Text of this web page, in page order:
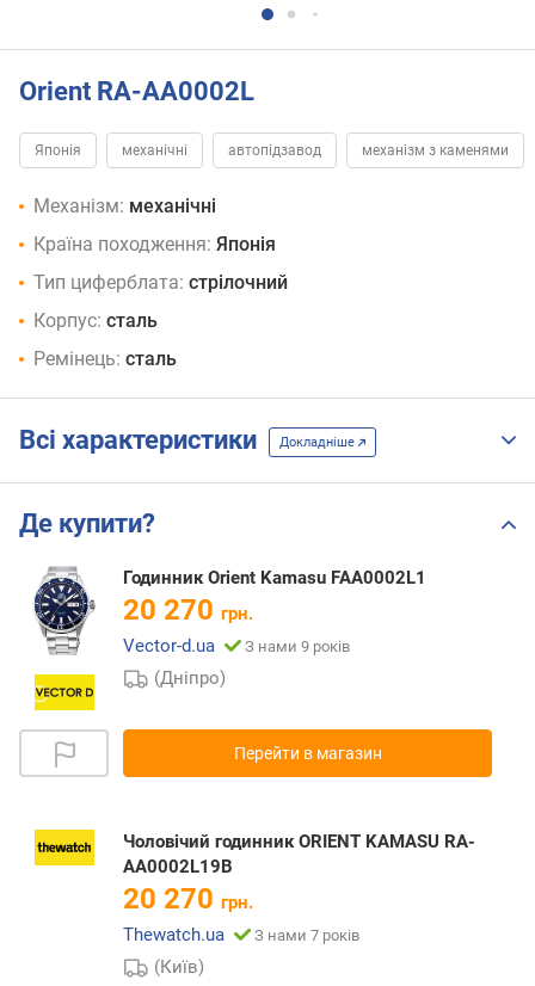
Orient RA-AA0002L
Японія механічні автопідзавод механізм з каменями
Механізм: механічні
Країна походження: Японія
Тип циферблата: стрілочний
Корпус: сталь
Ремінець: сталь
Всі характеристики Докладніше
Де купити?
Годинник Orient Kamasu FAA0002L1
20 270 грн.
Vector-d.ua
З нами 9 років
(Дніпро)
Перейти в магазин
Чоловічий годинник ORIENT KAMASU RA-
AA0002L19B
20 270 грн.
Thewatch.ua
З нами 7 років
(Київ)